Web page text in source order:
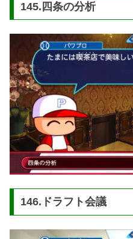
145.四条の分析
146.ドラフト会議